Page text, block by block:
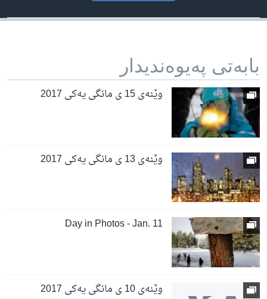
بابه‌تی په‌یوه‌ندیدار
وێنەی 15 ی مانگی یەکی 2017
وێنەی 13 ی مانگی یەکی 2017
Day in Photos - Jan. 11
وێنەی 10 ی مانگی یەکی 2017